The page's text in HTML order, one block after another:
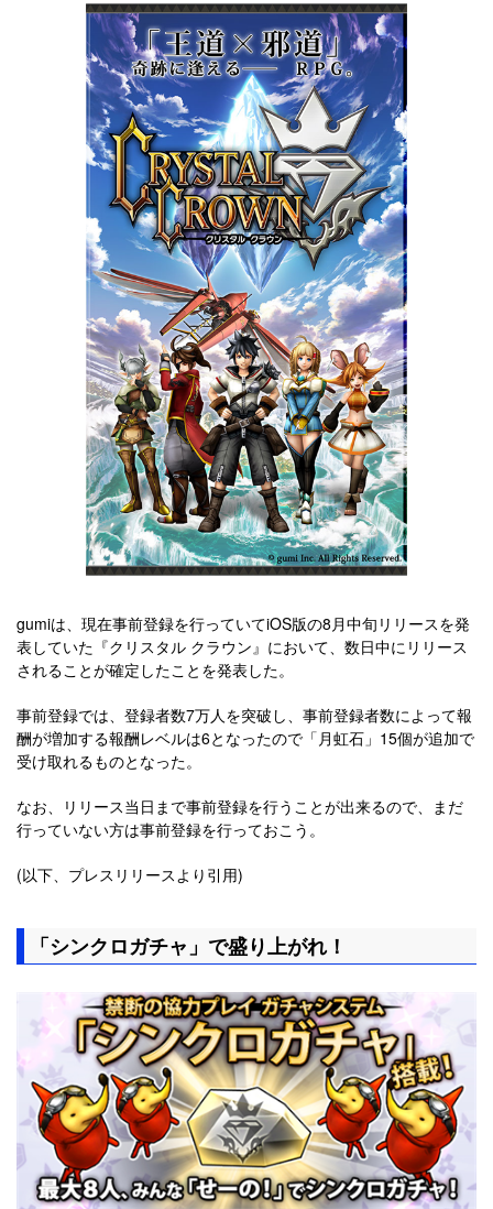
gumiは、現在事前登録を行っていてiOS版の8月中旬リリースを発
表していた『クリスタル クラウン』において、数日中にリリース
されることが確定したことを発表した。
事前登録では、登録者数7万人を突破し、事前登録者数によって報
酬が増加する報酬レベルは6となったので「月虹石」15個が追加で
受け取れるものとなった。
なお、リリース当日まで事前登録を行うことが出来るので、まだ
行っていない方は事前登録を行っておこう。
(以下、プレスリリースより引用)
「シンクロガチャ」で盛り上がれ！